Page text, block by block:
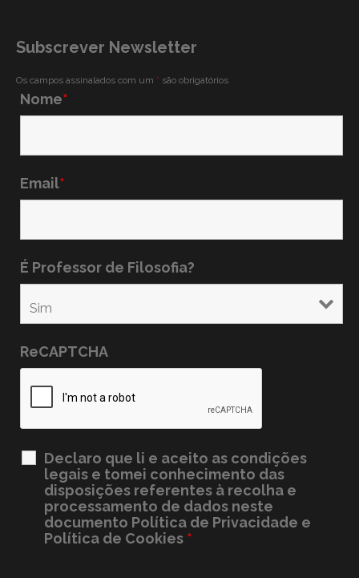
Subscrever Newsletter
Os campos assinalados com um * são obrigatórios
Nome*
Email*
É Professor de Filosofia?
ReCAPTCHA
Declaro que li e aceito as condições
legais e tomei conhecimento das
disposições referentes à recolha e
processamento de dados neste
documento Política de Privacidade e
Política de Cookies *